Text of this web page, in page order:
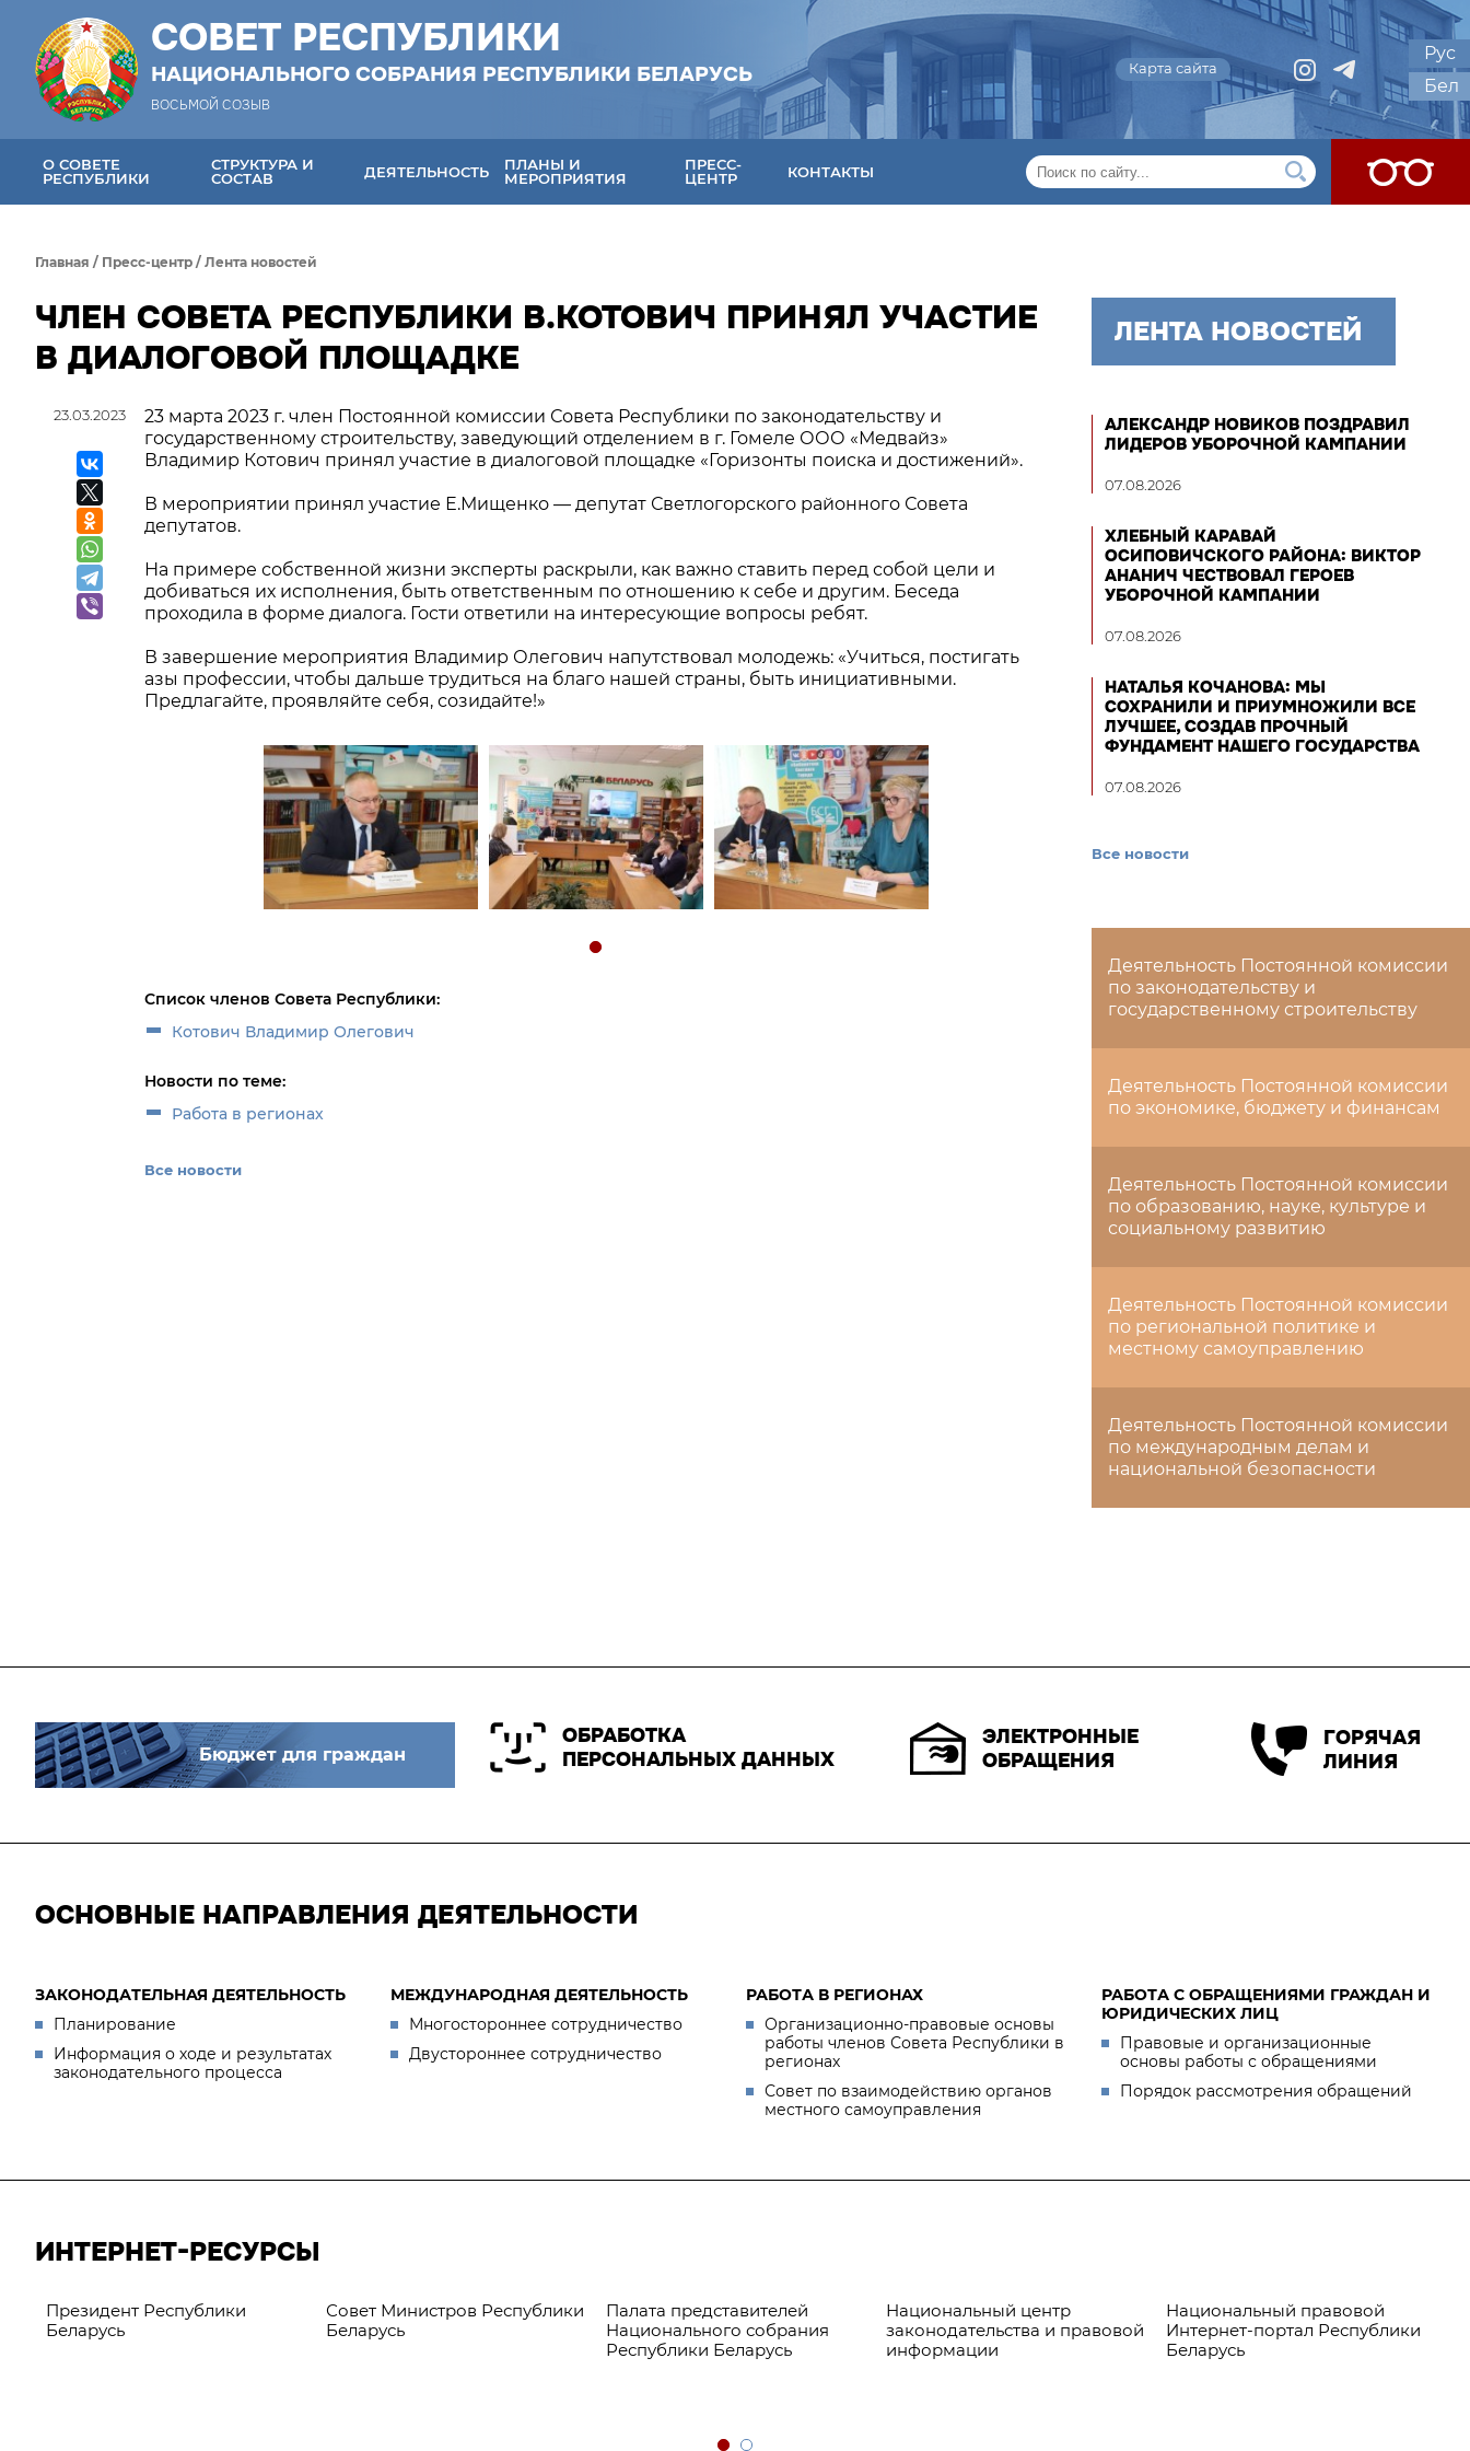
СОВЕТ РЕСПУБЛИКИ
НАЦИОНАЛЬНОГО СОБРАНИЯ РЕСПУБЛИКИ БЕЛАРУСЬ
ВОСЬМОЙ СОЗЫВ
Карта сайта
Рус
Бел
О СОВЕТЕ
РЕСПУБЛИКИ
СТРУКТУРА И
СОСТАВ
ДЕЯТЕЛЬНОСТЬ
ПЛАНЫ И
МЕРОПРИЯТИЯ
ПРЕСС-
ЦЕНТР
КОНТАКТЫ
Главная / Пресс-центр / Лента новостей
ЧЛЕН СОВЕТА РЕСПУБЛИКИ В.КОТОВИЧ ПРИНЯЛ УЧАСТИЕ
В ДИАЛОГОВОЙ ПЛОЩАДКЕ
23.03.2023
23 марта 2023 г. член Постоянной комиссии Совета Республики по законодательству и
государственному строительству, заведующий отделением в г. Гомеле ООО «Медвайз»
Владимир Котович принял участие в диалоговой площадке «Горизонты поиска и достижений».
В мероприятии принял участие Е.Мищенко — депутат Светлогорского районного Совета
депутатов.
На примере собственной жизни эксперты раскрыли, как важно ставить перед собой цели и
добиваться их исполнения, быть ответственным по отношению к себе и другим. Беседа
проходила в форме диалога. Гости ответили на интересующие вопросы ребят.
В завершение мероприятия Владимир Олегович напутствовал молодежь: «Учиться, постигать
азы профессии, чтобы дальше трудиться на благо нашей страны, быть инициативными.
Предлагайте, проявляйте себя, созидайте!»
Список членов Совета Республики:
Котович Владимир Олегович
Новости по теме:
Работа в регионах
Все новости
ЛЕНТА НОВОСТЕЙ
АЛЕКСАНДР НОВИКОВ ПОЗДРАВИЛ
ЛИДЕРОВ УБОРОЧНОЙ КАМПАНИИ
07.08.2026
ХЛЕБНЫЙ КАРАВАЙ
ОСИПОВИЧСКОГО РАЙОНА: ВИКТОР
АНАНИЧ ЧЕСТВОВАЛ ГЕРОЕВ
УБОРОЧНОЙ КАМПАНИИ
07.08.2026
НАТАЛЬЯ КОЧАНОВА: МЫ
СОХРАНИЛИ И ПРИУМНОЖИЛИ ВСЕ
ЛУЧШЕЕ, СОЗДАВ ПРОЧНЫЙ
ФУНДАМЕНТ НАШЕГО ГОСУДАРСТВА
07.08.2026
Все новости
Деятельность Постоянной комиссии
по законодательству и
государственному строительству
Деятельность Постоянной комиссии
по экономике, бюджету и финансам
Деятельность Постоянной комиссии
по образованию, науке, культуре и
социальному развитию
Деятельность Постоянной комиссии
по региональной политике и
местному самоуправлению
Деятельность Постоянной комиссии
по международным делам и
национальной безопасности
Бюджет для граждан
ОБРАБОТКА
ПЕРСОНАЛЬНЫХ ДАННЫХ
ЭЛЕКТРОННЫЕ
ОБРАЩЕНИЯ
ГОРЯЧАЯ
ЛИНИЯ
ОСНОВНЫЕ НАПРАВЛЕНИЯ ДЕЯТЕЛЬНОСТИ
ЗАКОНОДАТЕЛЬНАЯ ДЕЯТЕЛЬНОСТЬ
Планирование
Информация о ходе и результатах
законодательного процесса
МЕЖДУНАРОДНАЯ ДЕЯТЕЛЬНОСТЬ
Многостороннее сотрудничество
Двустороннее сотрудничество
РАБОТА В РЕГИОНАХ
Организационно-правовые основы
работы членов Совета Республики в
регионах
Совет по взаимодействию органов
местного самоуправления
РАБОТА С ОБРАЩЕНИЯМИ ГРАЖДАН И
ЮРИДИЧЕСКИХ ЛИЦ
Правовые и организационные
основы работы с обращениями
Порядок рассмотрения обращений
ИНТЕРНЕТ-РЕСУРСЫ
Президент Республики
Беларусь
Совет Министров Республики
Беларусь
Палата представителей
Национального собрания
Республики Беларусь
Национальный центр
законодательства и правовой
информации
Национальный правовой
Интернет-портал Республики
Беларусь